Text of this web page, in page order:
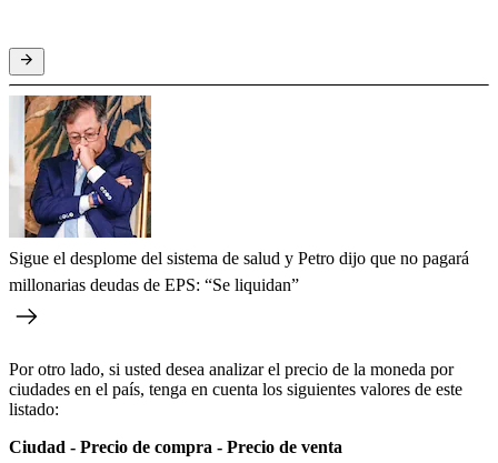
Sigue el desplome del sistema de salud y Petro dijo que no pagará
millonarias deudas de EPS: “Se liquidan”
Por otro lado, si usted desea analizar el precio de la moneda por
ciudades en el país, tenga en cuenta los siguientes valores de este
listado:
Ciudad - Precio de compra - Precio de venta